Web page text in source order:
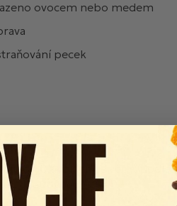
ovocem nebo medem
pecek
do 0,4l sklenice vody,
chuť ovoce.